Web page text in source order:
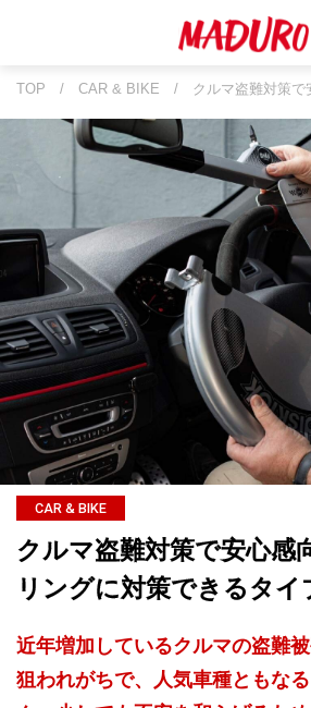
TOP / CAR & BIKE / クルマ盗難対策
CAR & BIKE
クルマ盗難対策で安心感
リングに対策できるタイ
近年増加しているクルマの盗難
狙われがちで、人気車種ともな